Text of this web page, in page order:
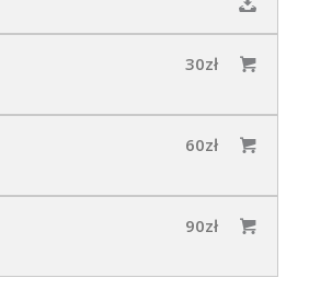
30zł
60zł
90zł